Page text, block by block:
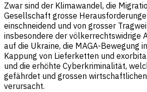
Zwar sind der Klimawandel, die
Gesellschaft grosse
einschneidend und von grosser
insbesondere der völkerrechtswidrige
auf die Ukraine, die MAGA-Bewegung
Kappung von Lieferketten und
und die erhöhte Cyberkriminalität,
gefährdet und grossen
verursacht.